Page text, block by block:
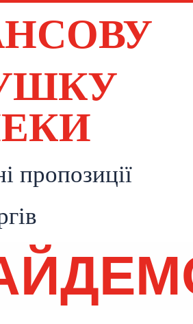
пропозиції